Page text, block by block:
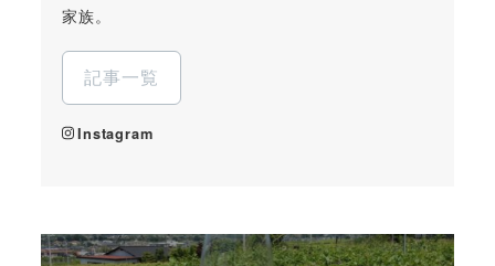
家族。
記事一覧
Instagram